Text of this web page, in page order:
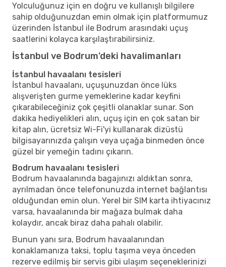
Yolculuğunuz için en doğru ve kullanışlı bilgilere
sahip olduğunuzdan emin olmak için platformumuz
üzerinden İstanbul ile Bodrum arasındaki uçuş
saatlerini kolayca karşılaştırabilirsiniz.
İstanbul ve Bodrum'deki havalimanları
İstanbul havaalanı tesisleri
İstanbul havaalanı, uçuşunuzdan önce lüks
alışverişten gurme yemeklerine kadar keyfini
çıkarabileceğiniz çok çeşitli olanaklar sunar. Son
dakika hediyelikleri alın, uçuş için en çok satan bir
kitap alın, ücretsiz Wi-Fi'yi kullanarak dizüstü
bilgisayarınızda çalışın veya uçağa binmeden önce
güzel bir yemeğin tadını çıkarın.
Bodrum havaalanı tesisleri
Bodrum havaalanında bagajınızı aldıktan sonra,
ayrılmadan önce telefonunuzda internet bağlantısı
olduğundan emin olun. Yerel bir SIM karta ihtiyacınız
varsa, havaalanında bir mağaza bulmak daha
kolaydır, ancak biraz daha pahalı olabilir.
Bunun yanı sıra, Bodrum havaalanından
konaklamanıza taksi, toplu taşıma veya önceden
rezerve edilmiş bir servis gibi ulaşım seçeneklerinizi